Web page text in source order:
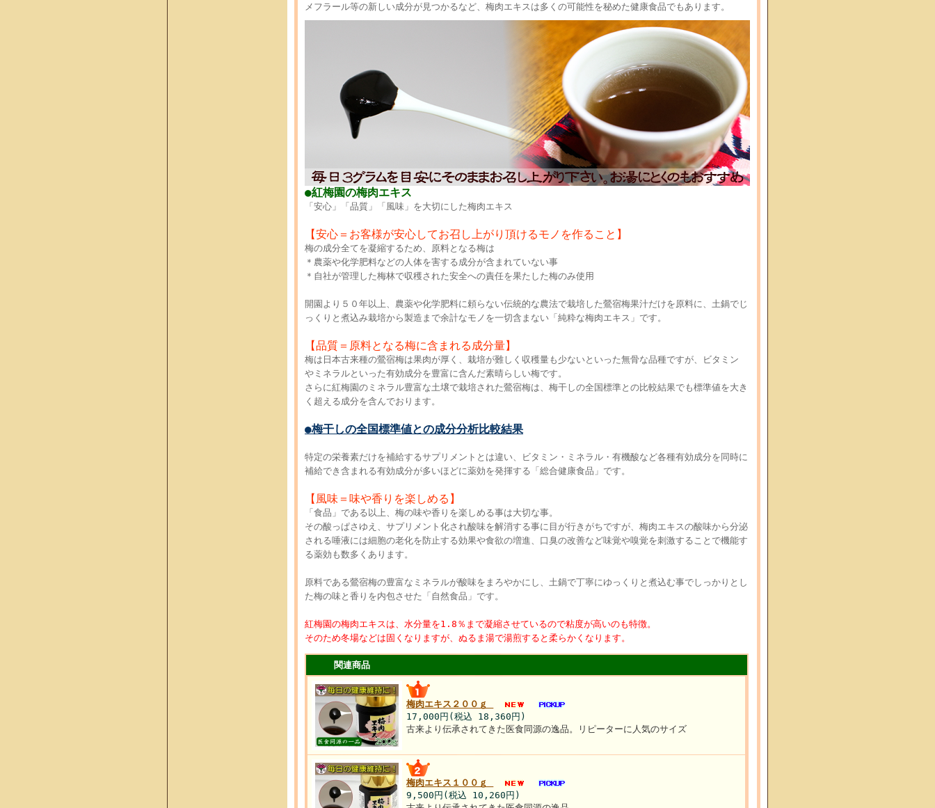
メフラール等の新しい成分が見つかるなど、梅肉エキスは多くの可能性を秘めた健康食品でもあります。
●紅梅園の梅肉エキス
「安心」「品質」「風味」を大切にした梅肉エキス
【安心＝お客様が安心してお召し上がり頂けるモノを作ること】
梅の成分全てを凝縮するため、原料となる梅は
＊農薬や化学肥料などの人体を害する成分が含まれていない事
＊自社が管理した梅林で収穫された安全への責任を果たした梅のみ使用
開園より５０年以上、農薬や化学肥料に頼らない伝統的な農法で栽培した鶯宿梅果汁だけを原料に、土鍋でじ
っくりと煮込み栽培から製造まで余計なモノを一切含まない「純粋な梅肉エキス」です。
【品質＝原料となる梅に含まれる成分量】
梅は日本古来種の鶯宿梅は果肉が厚く、栽培が難しく収穫量も少ないといった無骨な品種ですが、ビタミン
やミネラルといった有効成分を豊富に含んだ素晴らしい梅です。
さらに紅梅園のミネラル豊富な土壌で栽培された鶯宿梅は、梅干しの全国標準との比較結果でも標準値を大き
く超える成分を含んでおります。
●梅干しの全国標準値との成分分析比較結果
特定の栄養素だけを補給するサプリメントとは違い、ビタミン・ミネラル・有機酸など各種有効成分を同時に
補給でき含まれる有効成分が多いほどに薬効を発揮する「総合健康食品」です。
【風味＝味や香りを楽しめる】
「食品」である以上、梅の味や香りを楽しめる事は大切な事。
その酸っぱさゆえ、サプリメント化され酸味を解消する事に目が行きがちですが、梅肉エキスの酸味から分泌
される唾液には細胞の老化を防止する効果や食欲の増進、口臭の改善など味覚や嗅覚を刺激することで機能す
る薬効も数多くあります。
原料である鶯宿梅の豊富なミネラルが酸味をまろやかにし、土鍋で丁寧にゆっくりと煮込む事でしっかりとし
た梅の味と香りを内包させた「自然食品」です。
紅梅園の梅肉エキスは、水分量を1.8％まで凝縮させているので粘度が高いのも特徴。
そのため冬場などは固くなりますが、ぬるま湯で湯煎すると柔らかくなります。
関連商品
梅肉エキス２００ｇ
17,000円(税込 18,360円)
古来より伝承されてきた医食同源の逸品。リピーターに人気のサイズ
梅肉エキス１００ｇ
9,500円(税込 10,260円)